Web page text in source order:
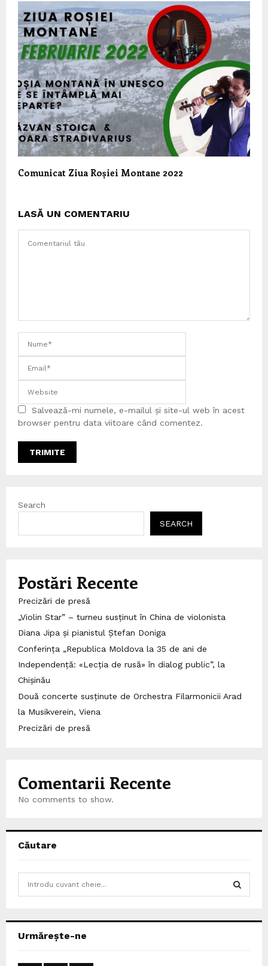
Comunicat Ziua Roșiei Montane 2022
LASĂ UN COMENTARIU
Salvează-mi numele, e-mailul și site-ul web în acest
browser pentru data viitoare când comentez.
Search
SEARCH
Postări Recente
Precizări de presă
„Violin Star” – turneu susținut în China de violonista
Diana Jipa și pianistul Ștefan Doniga
Conferința „Republica Moldova la 35 de ani de
Independență: «Lecția de rusă» în dialog public”, la
Chișinău
Două concerte susținute de Orchestra Filarmonicii Arad
la Musikverein, Viena
Precizări de presă
Comentarii Recente
No comments to show.
Căutare
h
Urmărește-ne